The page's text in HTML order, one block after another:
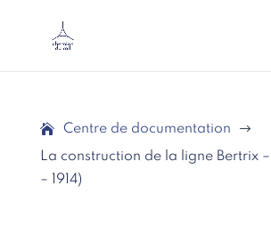
Centre de documentation
$
La construction de la ligne Bertrix
– 1914)